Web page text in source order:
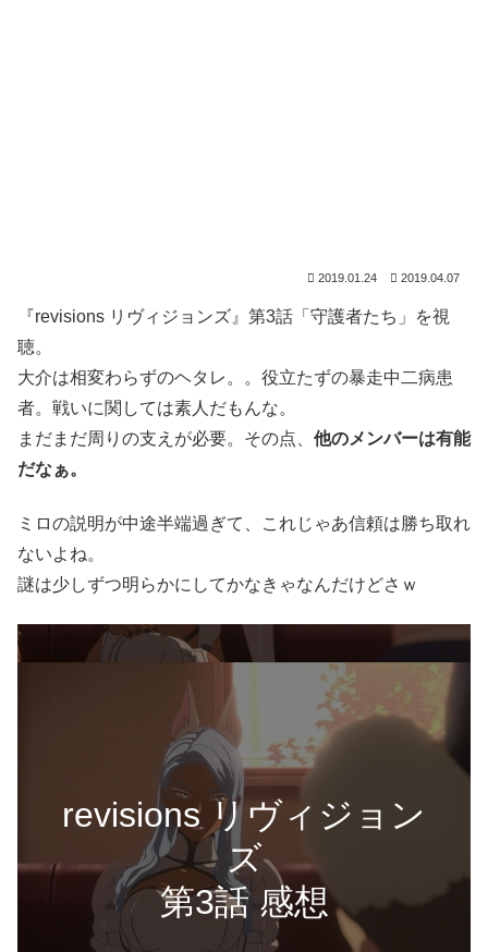
2019.01.24 2019.04.07
『revisions リヴィジョンズ』第3話「守護者たち」を視
聴。
大介は相変わらずのヘタレ。。役立たずの暴走中二病患
者。戦いに関しては素人だもんな。
まだまだ周りの支えが必要。その点、 他のメンバーは有能
だなぁ。
ミロの説明が中途半端過ぎて、これじゃあ信頼は勝ち取れ
ないよね。
謎は少しずつ明らかにしてかなきゃなんだけどさｗ
revisions リヴィジョン
ズ
第3話 感想